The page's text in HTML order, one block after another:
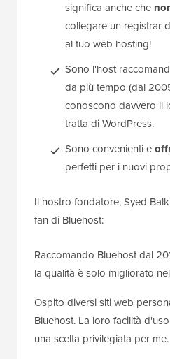
significa anche che
collegare un registrar
al tuo web hosting!
Sono l'host
da più tempo (dal
conoscono davvero il
tratta di WordPress.
Sono convenienti e
perfetti per i nuovi
Il nostro fondatore, Syed
fan di Bluehost:
Raccomando Bluehost dal
la qualità è solo migliorato
Ospito diversi siti web
Bluehost. La loro facilità
una scelta privilegiata per me.